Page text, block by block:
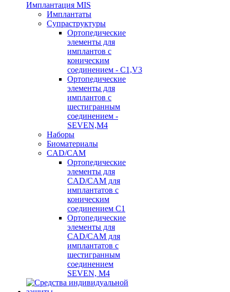
Имплантация MIS
Имплантаты
Супраструктуры
Ортопедические
элементы для
имплантов с
коническим
соединением - C1,V3
Ортопедические
элементы для
имплантов с
шестигранным
соединением -
SEVEN,M4
Наборы
Биоматериалы
CAD/CAM
Ортопедические
элементы для
CAD/CAM для
имплантатов с
коническим
соединением С1
Ортопедические
элементы для
CAD/CAM для
имплантатов с
шестигранным
соединением
SEVEN, М4